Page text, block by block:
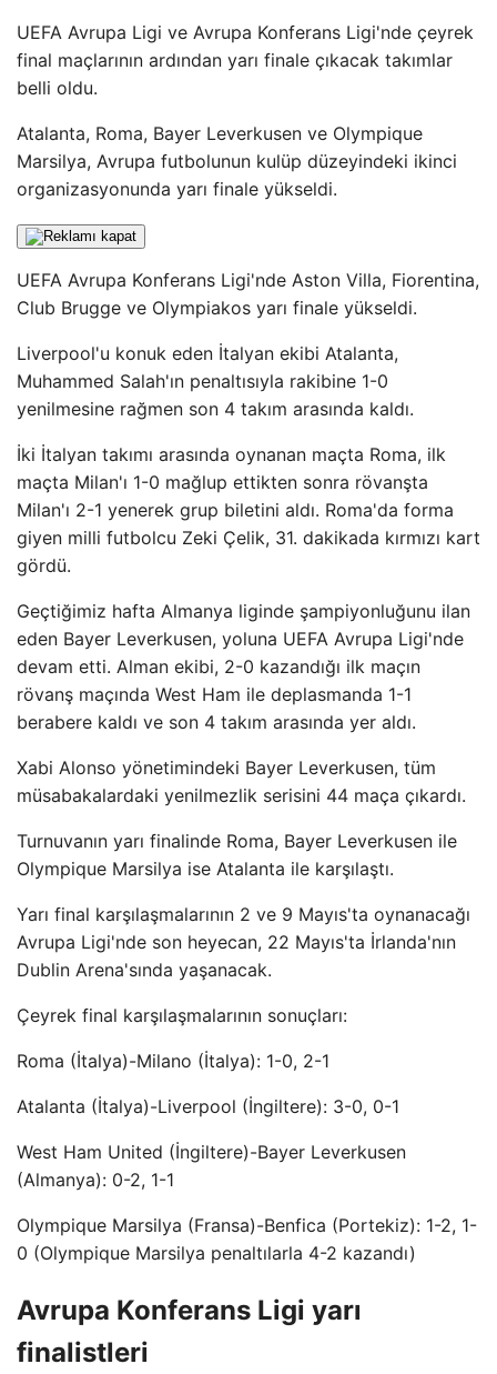
UEFA Avrupa Ligi ve Avrupa Konferans Ligi'nde çeyrek
final maçlarının ardından yarı finale çıkacak takımlar
belli oldu.
Atalanta, Roma, Bayer Leverkusen ve Olympique
Marsilya, Avrupa futbolunun kulüp düzeyindeki ikinci
organizasyonunda yarı finale yükseldi.
UEFA Avrupa Konferans Ligi'nde Aston Villa, Fiorentina,
Club Brugge ve Olympiakos yarı finale yükseldi.
Liverpool'u konuk eden İtalyan ekibi Atalanta,
Muhammed Salah'ın penaltısıyla rakibine 1-0
yenilmesine rağmen son 4 takım arasında kaldı.
İki İtalyan takımı arasında oynanan maçta Roma, ilk
maçta Milan'ı 1-0 mağlup ettikten sonra rövanşta
Milan'ı 2-1 yenerek grup biletini aldı. Roma'da forma
giyen milli futbolcu Zeki Çelik, 31. dakikada kırmızı kart
gördü.
Geçtiğimiz hafta Almanya liginde şampiyonluğunu ilan
eden Bayer Leverkusen, yoluna UEFA Avrupa Ligi'nde
devam etti. Alman ekibi, 2-0 kazandığı ilk maçın
rövanş maçında West Ham ile deplasmanda 1-1
berabere kaldı ve son 4 takım arasında yer aldı.
Xabi Alonso yönetimindeki Bayer Leverkusen, tüm
müsabakalardaki yenilmezlik serisini 44 maça çıkardı.
Turnuvanın yarı finalinde Roma, Bayer Leverkusen ile
Olympique Marsilya ise Atalanta ile karşılaştı.
Yarı final karşılaşmalarının 2 ve 9 Mayıs'ta oynanacağı
Avrupa Ligi'nde son heyecan, 22 Mayıs'ta İrlanda'nın
Dublin Arena'sında yaşanacak.
Çeyrek final karşılaşmalarının sonuçları:
Roma (İtalya)-Milano (İtalya): 1-0, 2-1
Atalanta (İtalya)-Liverpool (İngiltere): 3-0, 0-1
West Ham United (İngiltere)-Bayer Leverkusen
(Almanya): 0-2, 1-1
Olympique Marsilya (Fransa)-Benfica (Portekiz): 1-2, 1-
0 (Olympique Marsilya penaltılarla 4-2 kazandı)
Avrupa Konferans Ligi yarı
finalistleri